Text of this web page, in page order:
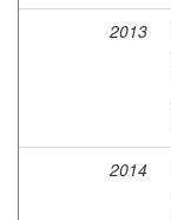
2013
2014